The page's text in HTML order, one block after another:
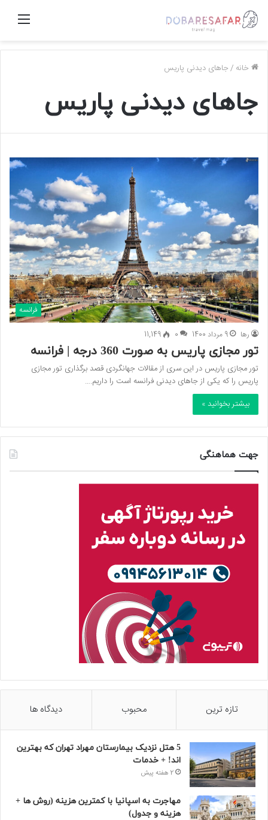
منو
خانه /جاهای دیدنی پاریس
جاهای دیدنی پاریس
فرانسه
رها 9 مرداد 1400 0
11,149
تور مجازی پاریس به صورت 360 درجه | فرانسه
تور مجازی پاریس در این سری از مقالات جهانگردی قصد برگذاری تور مجازی
پاریس را که یکی از جاهای دیدنی فرانسه است را داریم.…
بیشتر بخوانید »
جهت هماهنگی
تازه ترین محبوب دیدگاه ها
5 هتل نزدیک بیمارستان مهراد تهران که بهترین‌
اند! + خدمات
2 هفته پیش
مهاجرت به اسپانیا با کمترین هزینه (روش ها +
هزینه و جدول)